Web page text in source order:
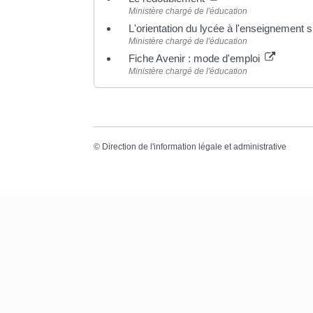
Ministère chargé de l'éducation
L'orientation du lycée à l'enseignement
Ministère chargé de l'éducation
Fiche Avenir : mode d'emploi
Ministère chargé de l'éducation
© Direction de l'information légale et administrative